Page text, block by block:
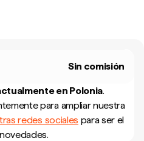
Sin comisión
en Polonia.
para ampliar nuestra
redes sociales para ser el